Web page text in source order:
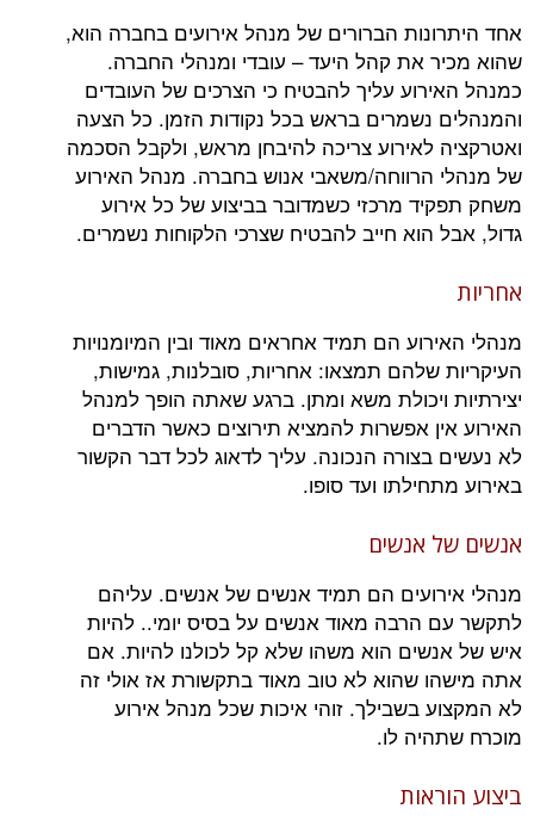
אחד היתרונות הברורים של מנהל אירועים בחברה הוא,
שהוא מכיר את קהל היעד – עובדי ומנהלי החברה.
כמנהל האירוע עליך להבטיח כי הצרכים של העובדים
והמנהלים נשמרים בראש בכל נקודות הזמן. כל הצעה
ואטרקציה לאירוע צריכה להיבחן מראש, ולקבל הסכמה
של מנהלי הרווחה/משאבי אנוש בחברה. מנהל האירוע
משחק תפקיד מרכזי כשמדובר בביצוע של כל אירוע
גדול, אבל הוא חייב להבטיח שצרכי הלקוחות נשמרים.
אחריות
מנהלי האירוע הם תמיד אחראים מאוד ובין המיומנויות
העיקריות שלהם תמצאו: אחריות, סובלנות, גמישות,
יצירתיות ויכולת משא ומתן. ברגע שאתה הופך למנהל
האירוע אין אפשרות להמציא תירוצים כאשר הדברים
לא נעשים בצורה הנכונה. עליך לדאוג לכל דבר הקשור
באירוע מתחילתו ועד סופו.
אנשים של אנשים
מנהלי אירועים הם תמיד אנשים של אנשים. עליהם
לתקשר עם הרבה מאוד אנשים על בסיס יומי.. להיות
איש של אנשים הוא משהו שלא קל לכולנו להיות. אם
אתה מישהו שהוא לא טוב מאוד בתקשורת אז אולי זה
לא המקצוע בשבילך. זוהי איכות שכל מנהל אירוע
מוכרח שתהיה לו.
ביצוע הוראות